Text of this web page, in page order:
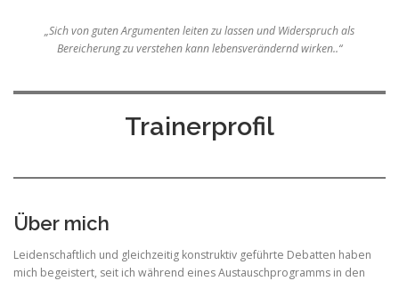
„Sich von guten Argumenten leiten zu lassen und Widerspruch als
Bereicherung zu verstehen kann lebensverändernd wirken..“
Trainerprofil
Über mich
Leidenschaftlich und gleichzeitig konstruktiv geführte Debatten haben
mich begeistert, seit ich während eines Austauschprogramms in den